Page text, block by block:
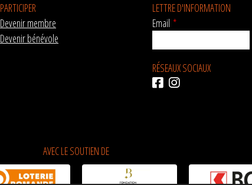
PARTICIPER
Devenir membre
Devenir bénévole
LETTRE D'INFORMATION
Email *
RÉSEAUX SOCIAUX
AVEC LE SOUTIEN DE